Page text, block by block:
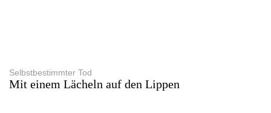
Selbstbestimmter Tod
Mit einem Lächeln auf den Lippen